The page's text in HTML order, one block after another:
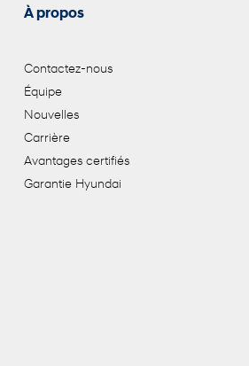
À propos
Contactez-nous
Équipe
Nouvelles
Carrière
Avantages certifiés
Garantie Hyundai